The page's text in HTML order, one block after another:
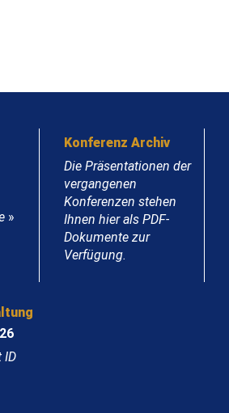
»
Konferenz Archiv
Die Präsentationen der
vergangenen
Konferenzen stehen
Ihnen hier als PDF-
Dokumente zur
Verfügung.
ID